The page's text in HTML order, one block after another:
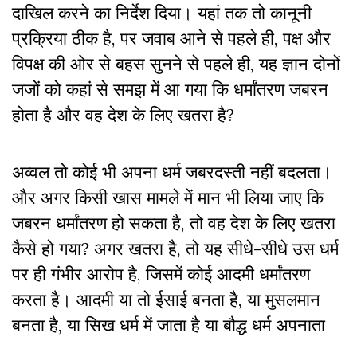
दाखिल करने का निर्देश दिया।यहां तक तो कानूनी
प्रक्रिया ठीक है, पर जवाब आने से पहले ही, पक्ष और
विपक्ष की ओर से बहस सुनने से पहले ही, यह ज्ञान दोनों
जजों को कहां से समझ में आ गया कि धर्मांतरण जबरन
होता है और वह देश के लिए खतरा है?
अव्वल तो कोई भी अपना धर्म जबरदस्ती नहीं बदलता।
और अगर किसी खास मामले में मान भी लिया जाए कि
जबरन धर्मांतरण हो सकता है, तो वह देश के लिए खतरा
कैसे हो गया? अगर खतरा है, तो यह सीधे-सीधे उस धर्म
पर ही गंभीर आरोप है, जिसमें कोई आदमी धर्मांतरण
करता है। आदमी या तो ईसाई बनता है, या मुसलमान
बनता है, या सिख धर्म में जाता है या बौद्ध धर्म अपनाता